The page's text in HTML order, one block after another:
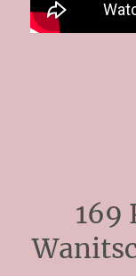
169